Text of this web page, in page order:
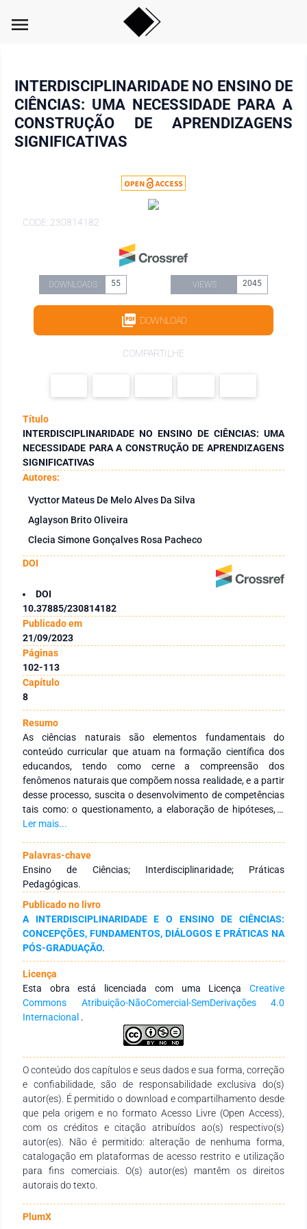
menu
INTERDISCIPLINARIDADE NO ENSINO DE
CIÊNCIAS: UMA NECESSIDADE PARA A
CONSTRUÇÃO DE APRENDIZAGENS
SIGNIFICATIVAS
CODE: 230814182
DOWNLOADS 55 VIEWS 2045
DOWNLOAD
COMPARTILHE
Título
INTERDISCIPLINARIDADE NO ENSINO DE CIÊNCIAS: UMA
NECESSIDADE PARA A CONSTRUÇÃO DE APRENDIZAGENS
SIGNIFICATIVAS
Autores:
Vycttor Mateus De Melo Alves Da Silva
Aglayson Brito Oliveira
Clecia Simone Gonçalves Rosa Pacheco
DOI
DOI
10.37885/230814182
Publicado em
21/09/2023
Páginas
102-113
Capítulo
8
Resumo
As ciências naturais são elementos fundamentais do
conteúdo curricular que atuam na formação científica dos
educandos, tendo como cerne a compreensão dos
fenômenos naturais que compõem nossa realidade, e a partir
desse processo, suscita o desenvolvimento de competências
tais como: o questionamento, a elaboração de hipóteses, a
resolução de problemas e a análise de dados. Entretanto, a
forma isolada e conceitual, repleto de conceitos e teorias que
aparentam ser abstratas, torna-o desconexo à realidade,
causando o desinteresse por parte dos estudantes. É nesta
conjuntura que as práticas pedagógicas interdisciplinares se
mostram como expoentes no aprendizado significativo das
ciências, que através da contextualização dos conteúdos e
associação com saberes de outras áreas do conhecimento de
forma integrada, proporcionam um aprendizado plural. A
partir de referenciais teóricos da prática interdisciplinar, e das
contribuições para o processo de ensino-aprendizagem das
ciências, o presente trabalho pretende estabelecer de forma
breve uma reflexão sobre as concepções de
interdisciplinaridade na prática docente, tendo como objetivo
não apenas o fazer pedagógico, mas também os obstáculos
Ler mais...
Palavras-chave
Ensino de Ciências; Interdisciplinaridade; Práticas
Pedagógicas.
Publicado no livro
A INTERDISCIPLINARIDADE E O ENSINO DE CIÊNCIAS:
CONCEPÇÕES, FUNDAMENTOS, DIÁLOGOS E PRÁTICAS NA
PÓS-GRADUAÇÃO.
Licença
Esta obra está licenciada com uma Licença Creative
Commons Atribuição-NãoComercial-SemDerivações 4.0
Internacional .
O conteúdo dos capítulos e seus dados e sua forma, correção
e confiabilidade, são de responsabilidade exclusiva do(s)
autor(es). É permitido o download e compartilhamento desde
que pela origem e no formato Acesso Livre (Open Access),
com os créditos e citação atribuídos ao(s) respectivo(s)
autor(es). Não é permitido: alteração de nenhuma forma,
catalogação em plataformas de acesso restrito e utilização
para fins comerciais. O(s) autor(es) mantêm os direitos
autorais do texto.
PlumX